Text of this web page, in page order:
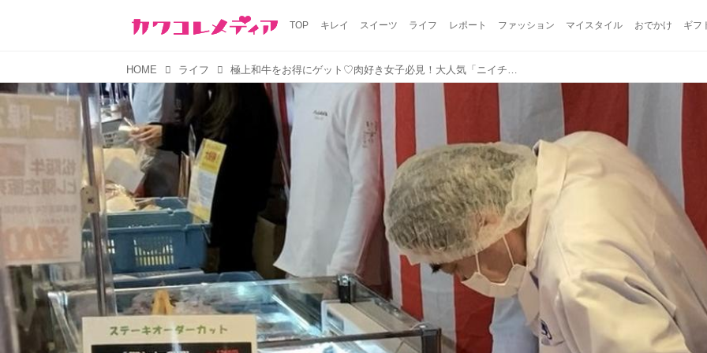
TOP キレイ スイーツ ライフ レポート ファッション マイスタイル おでかけ ギフ
HOME ライフ 極上和牛をお得にゲット♡肉好き女子必見！大人気「ニイチク直売会」